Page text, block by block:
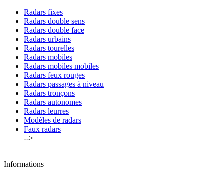
Radars fixes
Radars double sens
Radars double face
Radars urbains
Radars tourelles
Radars mobiles
Radars mobiles mobiles
Radars feux rouges
Radars passages à niveau
Radars tronçons
Radars autonomes
Radars leurres
Modèles de radars
Faux radars
-->
Informations